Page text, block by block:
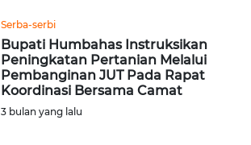
Serba-serbi
Bupati Humbahas Instruksikan
Peningkatan Pertanian Melalui
Pembanginan JUT Pada Rapat
Koordinasi Bersama Camat
3 bulan yang lalu